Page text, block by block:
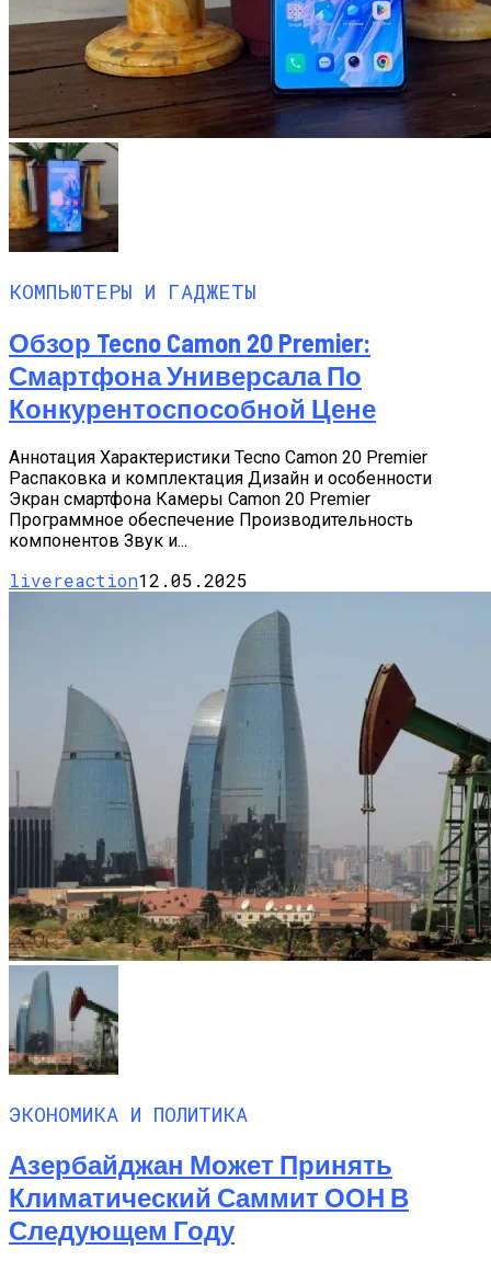
КОМПЬЮТЕРЫ И ГАДЖЕТЫ
Обзор Tecno Camon 20 Premier:
Смартфона Универсала По
Конкурентоспособной Цене
Аннотация Характеристики Tecno Camon 20 Premier
Распаковка и комплектация Дизайн и особенности
Экран смартфона Камеры Camon 20 Premier
Программное обеспечение Производительность
компонентов Звук и...
livereaction12.05.2025
ЭКОНОМИКА И ПОЛИТИКА
Азербайджан Может Принять
Климатический Саммит ООН В
Следующем Году